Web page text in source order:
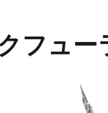
フュー